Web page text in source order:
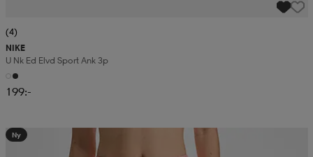
(4)
NIKE
U Nk Ed Elvd Sport Ank 3p
199:-
Ny